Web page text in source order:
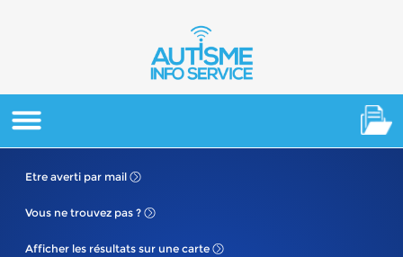
Etre averti par mail
Vous ne trouvez pas ?
Afficher les résultats sur une carte